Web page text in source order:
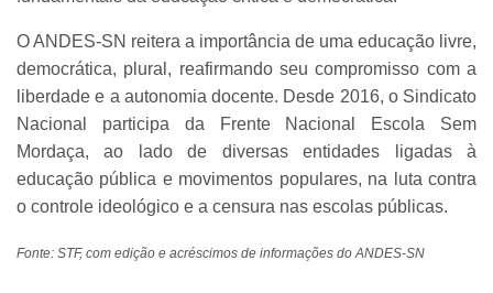
O ANDES-SN reitera a importância de uma educação livre,
democrática, plural, reafirmando seu compromisso com a
liberdade e a autonomia docente. Desde 2016, o Sindicato
Nacional participa da Frente Nacional Escola Sem
Mordaça, ao lado de diversas entidades ligadas à
educação pública e movimentos populares, na luta contra
o controle ideológico e a censura nas escolas públicas.
Fonte: STF, com edição e acréscimos de informações do ANDES-SN